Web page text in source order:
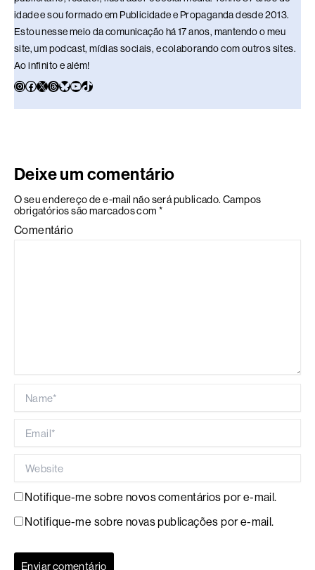
idade e sou formado em Publicidade e Propaganda desde 2013.
Estou nesse meio da comunicação há 17 anos, mantendo o meu
site, um podcast, mídias sociais, e colaborando com outros sites.
Ao infinito e além!
Deixe um comentário
O seu endereço de e-mail não será publicado. Campos
obrigatórios são marcados com *
Comentário
Notifique-me sobre novos comentários por e-mail.
Notifique-me sobre novas publicações por e-mail.